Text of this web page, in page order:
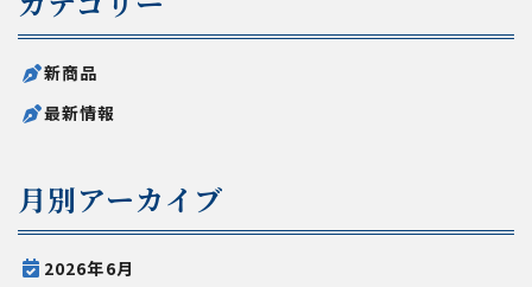
新商品
最新情報
月別アーカイブ
2026年6月